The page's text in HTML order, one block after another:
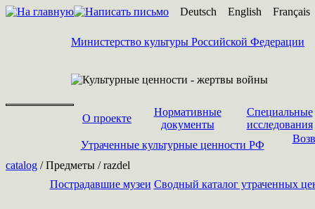
Deutsch English Français
Министерство культуры Российской Федерации
О проекте
Нормативные
документы
Специальные
исследования
Утраченные культурные ценности РФ
catalog / Предметы / razdel
Пострадавшие музеи Cводный каталог утраченных